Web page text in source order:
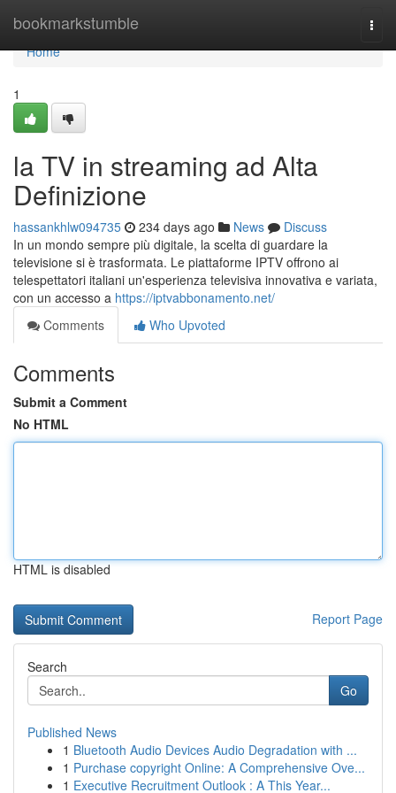
bookmarkstumble
Home
Home
1
la TV in streaming ad Alta
Definizione
hassankhlw094735 234 days ago News
Discuss
In un mondo sempre più digitale, la scelta di guardare la
televisione si è trasformata. Le piattaforme IPTV offrono ai
telespettatori italiani un'esperienza televisiva innovativa e variata,
con un accesso a https://iptvabbonamento.net/
Comments
Who Upvoted
Comments
Submit a Comment
No HTML
HTML is disabled
Report Page
Search
Go
Published News
1 Bluetooth Audio Devices Audio Degradation with ...
1 Purchase copyright Online: A Comprehensive Ove...
1 Executive Recruitment Outlook : A This Year...